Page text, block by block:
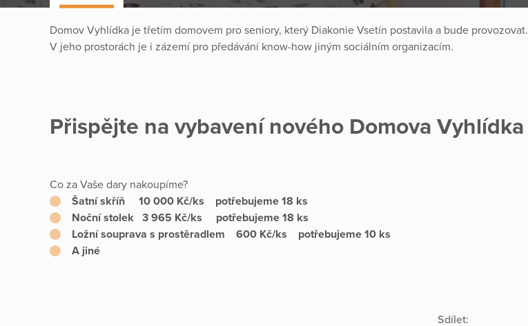
Domov Vyhlídka je třetím domovem pro seniory, který Diakonie Vsetín postavila a bude provozovat.
V jeho prostorách je i zázemí pro předávání know-how jiným sociálním organizacím.
Přispějte na vybavení nového Domova Vyhlídka
Co za Vaše dary nakoupíme?
Šatní skříň 10 000 Kč/ks potřebujeme 18 ks
Noční stolek 3 965 Kč/ks potřebujeme 18 ks
Ložní souprava s prostěradlem 600 Kč/ks potřebujeme 10 ks
A jiné
Sdílet: